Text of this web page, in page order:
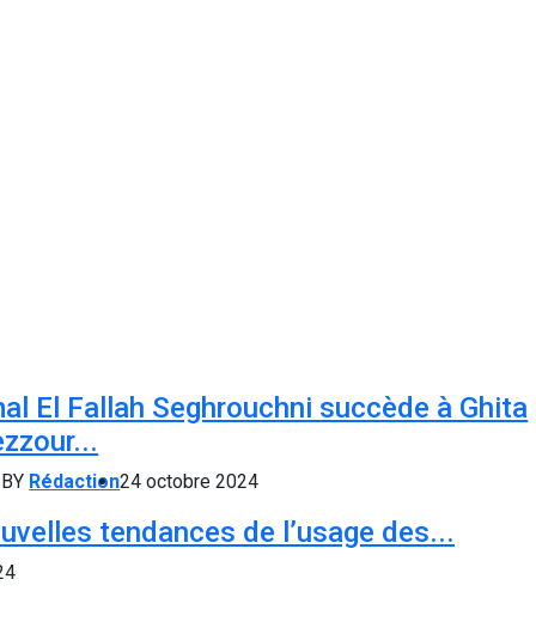
El Fallah Seghrouchni succède à Ghita
BY Rédaction24 octobre 2024
tendances de l’usage des...